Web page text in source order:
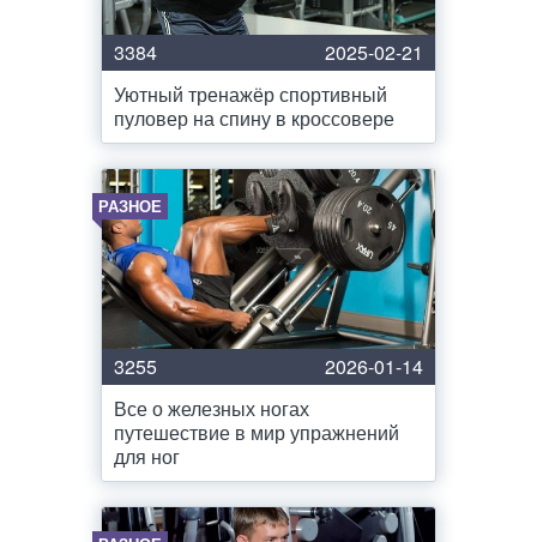
3384
2025-02-21
Уютный тренажёр спортивный
пуловер на спину в кроссовере
РАЗНОЕ
3255
2026-01-14
Все о железных ногах
путешествие в мир упражнений
для ног